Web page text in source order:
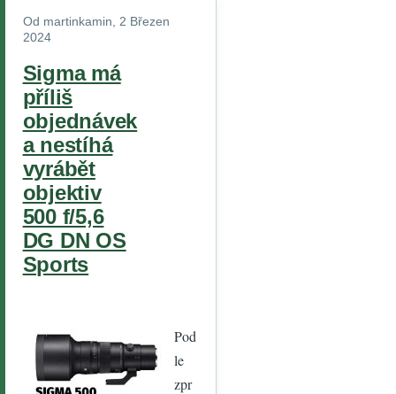
Od martinkamin , 2 Březen
2024
Sigma má
příliš
objednávek
a nestíhá
vyrábět
objektiv
500 f/5,6
DG DN OS
Sports
Pod
le
zpr